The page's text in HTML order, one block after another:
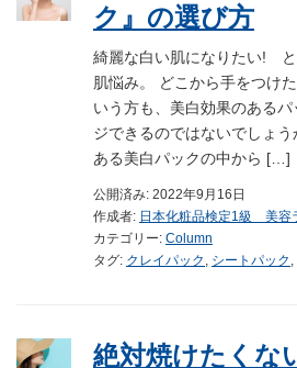
ク』の選び方
綺麗な白い肌になりたい!
肌悩み。 どこから手をつけ
いう方も、美白効果のある
ジできるのではないでしょ
ある美白パックの中から […]
公開済み: 2022年9月16日
作成者: 日本化粧品検定1級 美
カテゴリー: Column
タグ: クレイパック , シートパック ,
絶対焼けたくな